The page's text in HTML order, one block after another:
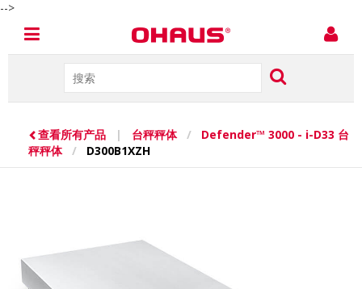
-->
查看所有产品 | 台秤秤体 /
Defender™ 3000 - i-D33 台
秤秤体
/ D300B1XZH